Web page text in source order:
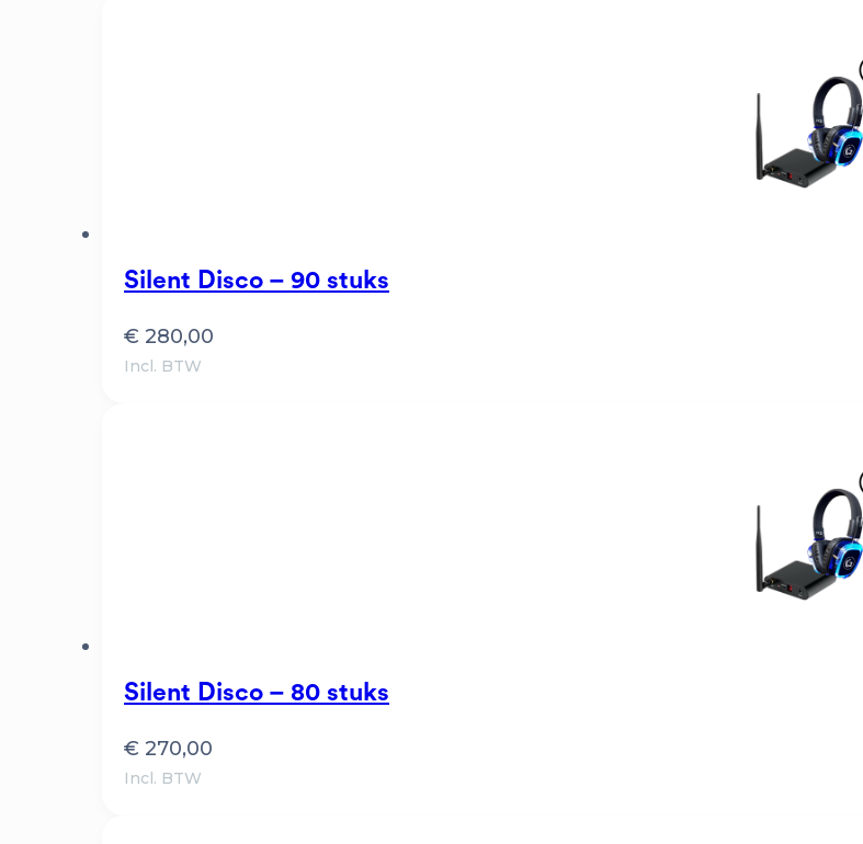
Silent Disco – 90 stuks
€ 280,00
Incl. BTW
Silent Disco – 80 stuks
€ 270,00
Incl. BTW